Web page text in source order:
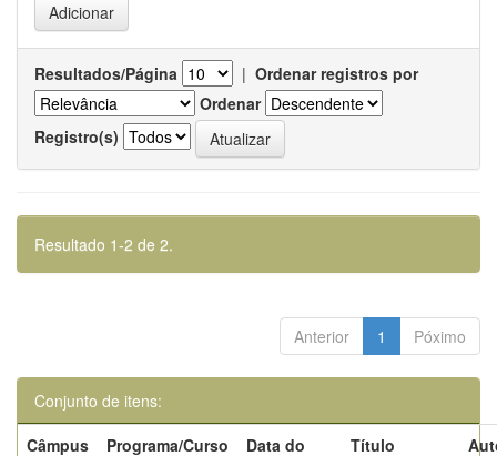
Resultados/Página | Ordenar registros por
Ordenar
Registro(s)
Resultado 1-2 de 2.
Anterior 1 Póximo
Conjunto de itens:
Câmpus
Programa/Curso
Data do
Título